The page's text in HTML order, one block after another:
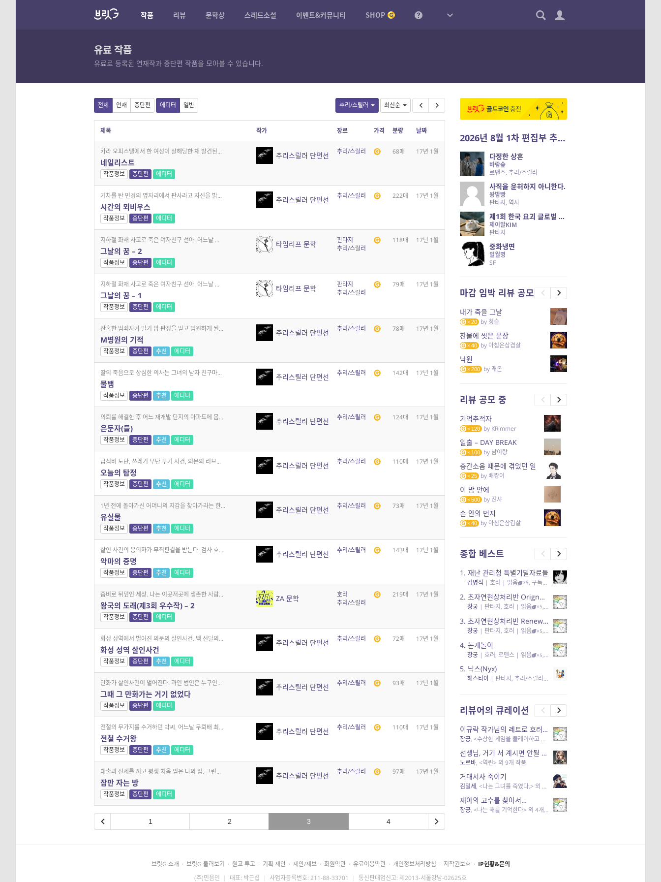
작품 리뷰 문학상 스레드소설 이벤트&커뮤니티 SHOP
유료 작품
유료로 등록된 연재작과 중단편 작품을 모아볼 수 있습니다.
추리/스릴러 최신순
전체 연재 중단편 에디터 일반
제목 작가 장르 가격 분량 날짜
카라 오피스텔에서 한 여성이 살해당한 채 발견된...
네일리스트
작품정보 중단편 에디터
추리스릴러 단편선 추리/스릴러 68매 17년 1월
기차를 탄 민경의 옆자리에서 판사라고 자신을 밝...
시간의 뫼비우스
작품정보 중단편 에디터
추리스릴러 단편선 추리/스릴러 222매 17년 1월
지하철 화재 사고로 죽은 여자친구 선아. 어느날 ...
그날의 꿈 – 2
작품정보 중단편 에디터
타임리프 문학
판타지
추리/스릴러
118매 17년 1월
지하철 화재 사고로 죽은 여자친구 선아. 어느날 ...
그날의 꿈 – 1
작품정보 중단편 에디터
타임리프 문학
판타지
추리/스릴러
79매 17년 1월
잔혹한 범죄자가 말기 암 판정을 받고 입원하게 된...
M병원의 기적
작품정보 중단편 추천 에디터
추리스릴러 단편선 추리/스릴러 78매 17년 1월
딸의 죽음으로 상심한 의사는 그녀의 남자 친구마...
물뱀
작품정보 중단편 추천 에디터
추리스릴러 단편선 추리/스릴러 142매 17년 1월
의뢰를 해결한 후 어느 재개발 단지의 아파트에 몸...
은둔자(들)
작품정보 중단편 추천 에디터
추리스릴러 단편선 추리/스릴러 124매 17년 1월
급식비 도난, 쓰레기 무단 투기 사건, 의문의 러브...
오늘의 탐정
작품정보 중단편 추천 에디터
추리스릴러 단편선 추리/스릴러 110매 17년 1월
1년 전에 돌아가신 어머니의 지갑을 찾아가라는 한...
유실물
작품정보 중단편 추천 에디터
추리스릴러 단편선 추리/스릴러 73매 17년 1월
살인 사건의 용의자가 무죄판결을 받는다. 검사 호...
악마의 증명
작품정보 중단편 추천 에디터
추리스릴러 단편선 추리/스릴러 143매 17년 1월
좀비로 뒤덮인 세상. 나는 이곳저곳에 생존한 사람...
왕국의 도래(제3회 우수작) – 2
작품정보 중단편 에디터
ZA 문학
호러
추리/스릴러
219매 17년 1월
화성 성역에서 벌어진 의문의 살인사건. 백 선달의...
화성 성역 살인사건
작품정보 중단편 추천 에디터
추리스릴러 단편선 추리/스릴러 72매 17년 1월
만화가 살인사건이 벌어진다. 과연 범인은 누구인...
그때 그 만화가는 거기 없었다
작품정보 중단편 에디터
추리스릴러 단편선 추리/스릴러 93매 17년 1월
전철의 무가지를 수거하던 박씨. 어느날 무뢰배 최...
전철 수거왕
작품정보 중단편 추천 에디터
추리스릴러 단편선 추리/스릴러 110매 17년 1월
대출과 전세를 끼고 평생 처음 얻은 나의 집. 그런...
잠만 자는 방
작품정보 중단편 에디터
추리스릴러 단편선 추리/스릴러 97매 17년 1월
1 2 3 4
2026년 8월 1차 편집부 추천작
다정한 상흔
바람숲
로맨스, 추리/스릴러
사직을 윤허하지 아니한다.
왕밤빵
판타지, 역사
제1회 한국 요괴 글로벌 진출 공개 오디션 시즌 2 — 나는 요괴다
제이알KIM
판타지
중화냉면
일월명
SF
마감 임박 리뷰 공모
내가 죽을 그날
20 by 청슬
찬물에 씻은 문장
40 by 아침은삼겹살
낙원
200 by 래온
리뷰 공모 중
기억추적자
120 by KRimmer
일출 – DAY BREAK
100 by 남이랑
층간소음 때문에 겪었던 일
25 by 배짱이
이 밤 안에
500 by 진샤
손 안의 먼지
40 by 아침은삼겹살
종합 베스트
1. 재난 관리청 특별기밀자료들
김병식 | 호러 | 읽음 ×5, 구독 , 응원95, 리뷰3
2. 초자연현상처리반 Orignal + True Ending
창궁 | 판타지, 호러 | 읽음 ×5, 구독 , 응원6
3. 초자연현상처리반 Renewal
창궁 | 판타지, 호러 | 읽음 ×5, 구독 , 응원82, 리뷰4
4. 논개놀이
창궁 | 호러, 로맨스 | 읽음 ×5, 공감11, 응원25
5. 닉스(Nyx)
헤스티아 | 판타지, 추리/스릴러| 읽음
리뷰어의 큐레이션
이규락 작가님의 레트로 호러 리뷰
창궁, <수상한 게임을 플레이하고 있어> 외 3개 작품
선생님, 거기 서 계시면 안될 것 같은데요-역할 클리셰를 비튼 작품들
노르바, <역린> 외 9개 작품
거대서사 죽이기
김밀세, <나는 그녀를 죽였다.> 외 1개 작품
재야의 고수를 찾아서…
창궁, <나는 해를 기억한다> 외 4개 작품
브릿G 소개 · 브릿G 둘러보기 · 원고 투고 · 기획 제안 · 제안/제보 · 회원약관 · 유료이용약관 · 개인정보처리방침 · 저작권보호 · IP현황&문의
(주)민음인 | 대표: 박근섭 | 사업자등록번호: 211-88-33701 | 통신판매업신고: 제2013-서울강남-02625호